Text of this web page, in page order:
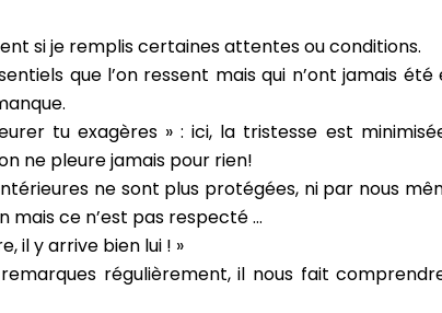
si je remplis certaines attentes ou conditions.
que l’on ressent mais qui n’ont jamais été
tu exagères » : ici, la tristesse est
ne pleure jamais pour rien!
ne sont plus protégées, ni par nous
mais ce n’est pas respecté …
il y arrive bien lui ! »
régulièrement, il nous fait